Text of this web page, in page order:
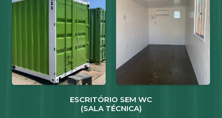
ESCRITÓRIO SEM WC
(SALA TÉCNICA)